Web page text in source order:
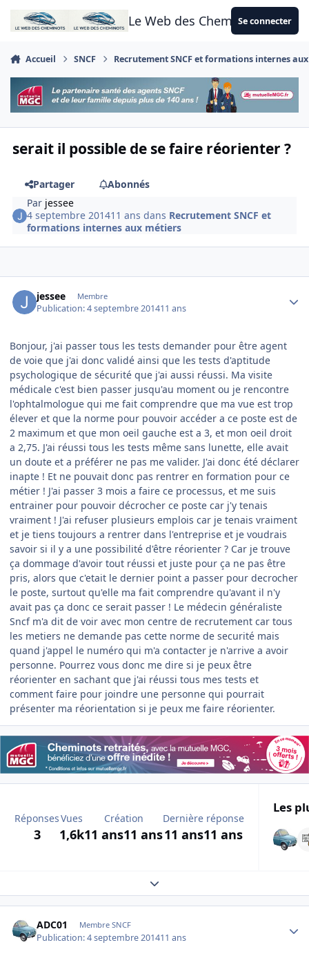
Aller au contenu
Le Web des CheminotsSe connecter
Accueil SNCF Recrutement SNCF et formations internes
serait il possible de se faire réorienter ?
Partager
Abonnés
Par jessee
4 septembre 201411 ans dans Recrutement SNCF et
formations internes aux métiers
jessee Membre
Publication:4 septembre 201411 ans
Bonjour, j'ai passer tous les tests demander pour être agent
de voie que j'ai donc validé ainsi que les tests d'aptitude
psychologique de sécurité que j'ai aussi réussi. Ma visite
médicale c'est bien passer jusqu'au moment ou je rencontre
l'ophtalmologue qui me fait comprendre que ma vue est trop
élever et que la norme pour pouvoir accéder a ce poste est de
2 maximum et que mon oeil gauche est a 3, et mon oeil droit
a 2,75. J'ai réussi tous les tests même sans lunette, elle avait
un doute et a préférer ne pas me valider. J'ai donc été déclarer
inapte ! Et ne pouvait donc pas rentrer en formation pour ce
métier ! J'ai passer 3 mois a faire ce processus, et me suis
entrainer pour pouvoir décrocher ce poste car j'y tenais
vraiment ! J'ai refuser plusieurs emplois car je tenais vraiment
et je tiens toujours a rentrer dans l'entreprise et je voudrais
savoir si il y a une possibilité d'être réorienter ? Car je trouve
ça dommage d'avoir tout réussi et juste pour ça ne pas être
pris, alors que c'etait le dernier point a passer pour decrocher
le poste, surtout qu'elle ma fait comprendre qu'avant il n'y
avait pas ça donc ce serait passer ! Le médecin généraliste
Sncf m'a dit de voir avec mon centre de recrutement car tous
les metiers ne demande pas cette norme de securité mais
quand j'appel le numéro qui m'a contacter je n'arrive a avoir
personne. Pourrez vous donc me dire si je peux être
réorienter en sachant que j'ai réussi tous mes tests et
comment faire pour joindre une personne qui pourrait
présenter ma réorientation si je peux me faire réorienter.
Réponses
3
Vues
1,6k
Création
11 ans11 ans
Dernière réponse
11 ans11 ans
Les
Expand topic overview
ADC01 Membre SNCF
Publication:4 septembre 201411 ans